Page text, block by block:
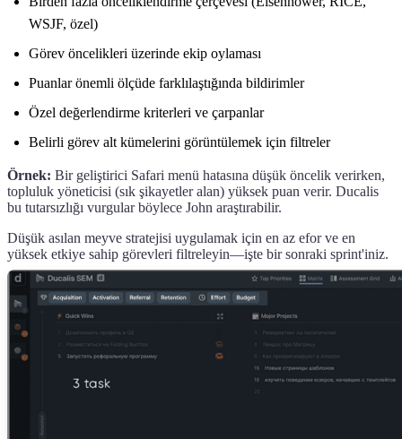
WSJF, özel)
Görev öncelikleri üzerinde ekip oylaması
Puanlar önemli ölçüde farklılaştığında bildirimler
Özel değerlendirme kriterleri ve çarpanlar
Belirli görev alt kümelerini görüntülemek için filtreler
Örnek: Bir geliştirici Safari menü hatasına düşük öncelik verirken,
topluluk yöneticisi (sık şikayetler alan) yüksek puan verir. Ducalis
bu tutarsızlığı vurgular böylece John araştırabilir.
Düşük asılan meyve stratejisi uygulamak için en az efor ve en
yüksek etkiye sahip görevleri filtreleyin—işte bir sonraki sprint'iniz.